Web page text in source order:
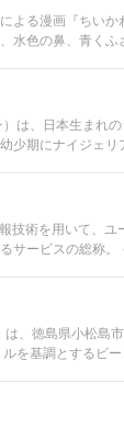
よる漫画『ちいか
水色の鼻、青くふ
は、日本生まれ
少期にナイジェリ
技術を用いて、ユ
。 インターネットを通じて利用
は、徳島県小松島